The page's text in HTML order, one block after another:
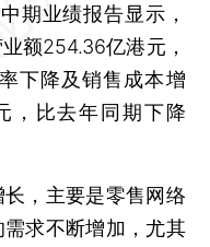
期业绩报告显示，
额254.36亿港元，
下降及销售成本增
，比去年同期下降
，主要是零售网络
求不断增加，尤其